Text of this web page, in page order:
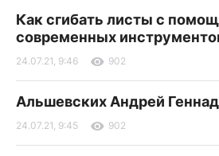
Как сгибать листы с
современных
24.07.21, 9:46 902
Альшевских Андрей
24.07.21, 9:45 902